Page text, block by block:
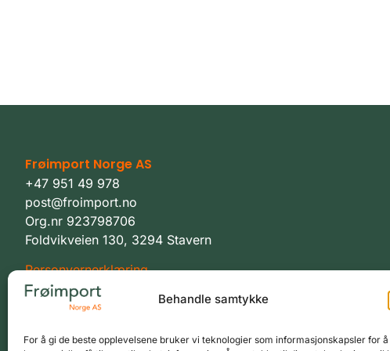
Behandle samtykke
For å gi de beste opplevelsene bruker vi teknologier som informasjonskapsler for å
Frøimport Norge AS
+47 951 49 978
post@froimport.no
Org.nr 923798706
Foldvikveien 130, 3294 Stavern
Personvernerklæring
Vilkår